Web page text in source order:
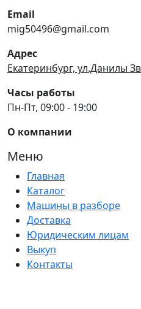
Email
mig50496@gmail.com
Адрес
Екатеринбург, ул.Данилы
Часы работы
Пн-Пт, 09:00 - 19:00
О компании
Меню
Главная
Каталог
Машины в разборе
Доставка
Юридическим лицам
Выкуп
Контакты